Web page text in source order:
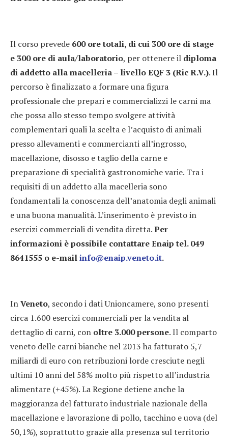
Il corso prevede 600 ore totali, di cui 300 ore di stage
e 300 ore di aula/laboratorio, per ottenere il diploma
di addetto alla macelleria – livello EQF 3 (Ric R.V.). Il
percorso è finalizzato a formare una figura
professionale che prepari e commercializzi le carni ma
che possa allo stesso tempo svolgere attività
complementari quali la scelta e l’acquisto di animali
presso allevamenti e commercianti all’ingrosso,
macellazione, disosso e taglio della carne e
preparazione di specialità gastronomiche varie. Tra i
requisiti di un addetto alla macelleria sono
fondamentali la conoscenza dell’anatomia degli animali
e una buona manualità. L’inserimento è previsto in
esercizi commerciali di vendita diretta.Per
informazioni è possibile contattare Enaip tel. 049
8641555 o e-mailinfo@enaip.veneto.it.
InVeneto, secondo i dati Unioncamere, sono presenti
circa 1.600 esercizi commerciali per la vendita al
dettaglio di carni, con oltre 3.000 persone. Il comparto
veneto delle carni bianche nel 2013 ha fatturato 5,7
miliardi di euro con retribuzioni lorde cresciute negli
ultimi 10 anni del 58% molto più rispetto all’industria
alimentare (+45%). La Regione detiene anche la
maggioranza del fatturato industriale nazionale della
macellazione e lavorazione di pollo, tacchino e uova (del
50,1%), soprattutto grazie alla presenza sul territorio